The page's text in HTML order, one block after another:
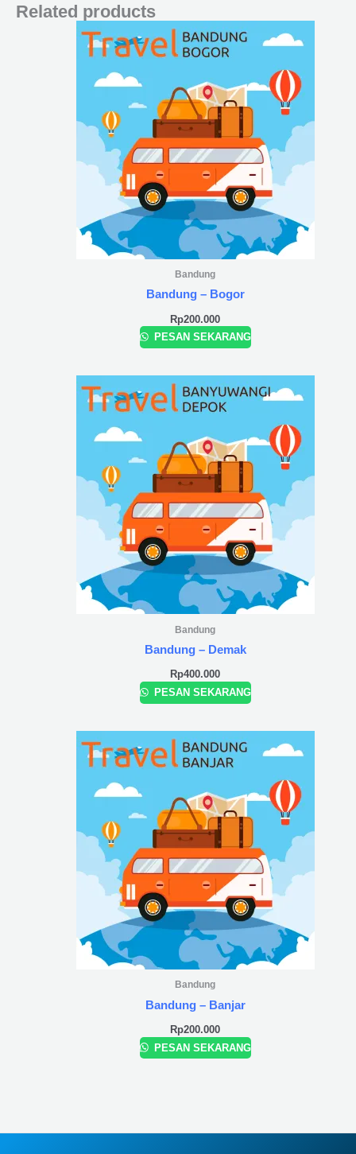
Related products
Bandung
Bandung – Bogor
Rp200.000
PESAN SEKARANG
Bandung
Bandung – Demak
Rp400.000
PESAN SEKARANG
Bandung
Bandung – Banjar
Rp200.000
PESAN SEKARANG